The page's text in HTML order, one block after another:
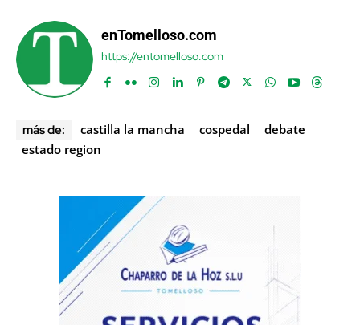
enTomelloso.com
https://entomelloso.com
más de: castilla la mancha cospedal
debate
estado region